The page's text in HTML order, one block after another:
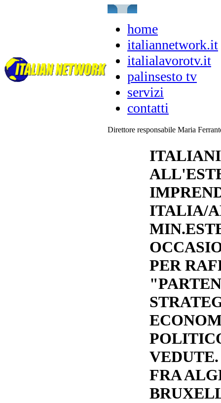
home
italiannetwork.it
italialavorotv.it
palinsesto tv
servizi
contatti
Direttore responsabile Maria
ITALIA/
PER
FRA